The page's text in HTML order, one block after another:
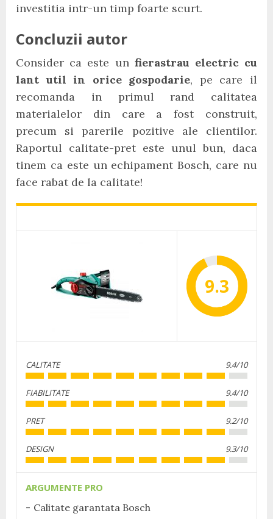
investitia intr-un timp foarte scurt.
Concluzii autor
Consider ca este un fierastrau electric cu
lant util in orice gospodarie, pe care il
recomanda in primul rand calitatea
materialelor din care a fost construit,
precum si parerile pozitive ale clientilor.
Raportul calitate-pret este unul bun, daca
tinem ca este un echipament Bosch, care nu
face rabat de la calitate!
9.3
CALITATE 9.4/10
FIABILITATE 9.4/10
PRET 9.2/10
DESIGN 9.3/10
ARGUMENTE PRO
Calitate garantata Bosch